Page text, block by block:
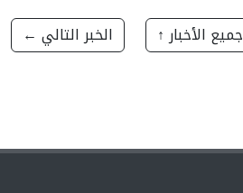
جميع الأخبار ↑ الخبر التالي ←